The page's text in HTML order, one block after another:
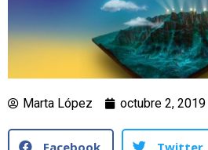
Marta López octubre 2, 2019
Facebook Twitter